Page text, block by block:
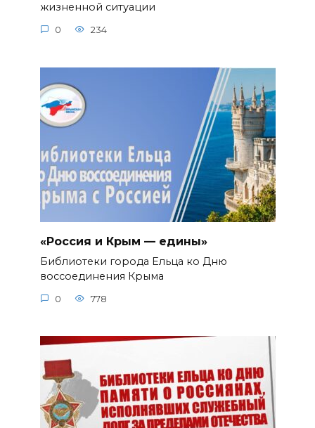
жизненной ситуации
0 234
«Россия и Крым — едины»
Библиотеки города Ельца ко Дню
воссоединения Крыма
0 778